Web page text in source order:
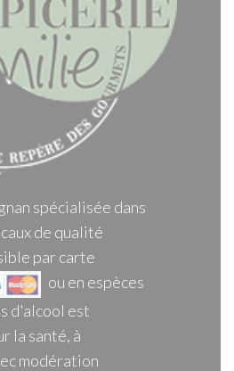
spécialisée dans
de qualité
par carte
ou en espèces
d'alcool est
la santé, à
modération